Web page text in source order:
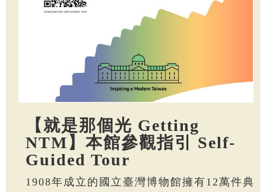
【就是那個光 Getting
NTM】本館參觀指引 Self-
Guided Tour
1908年成立的國立臺灣博物館擁有12萬件典